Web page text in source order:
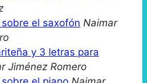
el saxofón Naimar
y 3 letras para
Jiménez Romero